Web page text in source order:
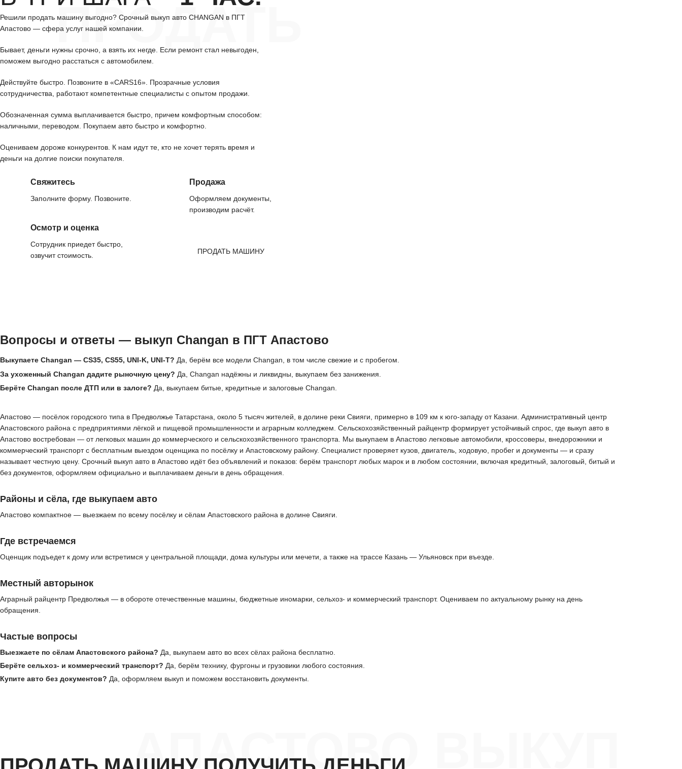
ПРОДАТЬ
Решили продать машину выгодно? Срочный выкуп авто CHANGAN в ПГТ
Апастово — сфера услуг нашей компании.
Бывает, деньги нужны срочно, а взять их негде. Если ремонт стал невыгоден,
поможем выгодно расстаться с автомобилем.
Действуйте быстро. Позвоните в «CARS16». Прозрачные условия
сотрудничества, работают компетентные специалисты с опытом продажи.
Обозначенная сумма выплачивается быстро, причем комфортным способом:
наличными, переводом. Покупаем авто быстро и комфортно.
Оцениваем дороже конкурентов. К нам идут те, кто не хочет терять время и
деньги на долгие поиски покупателя.
Свяжитесь
Заполните форму. Позвоните.
Осмотр и оценка
Сотрудник приедет быстро,
озвучит стоимость.
Продажа
Оформляем документы,
производим расчёт.
ПРОДАТЬ МАШИНУ
Вопросы и ответы — выкуп Changan в ПГТ Апастово
Выкупаете Changan — CS35, CS55, UNI-K, UNI-T? Да, берём все модели Changan, в том числе свежие и с пробегом.
За ухоженный Changan дадите рыночную цену? Да, Changan надёжны и ликвидны, выкупаем без занижения.
Берёте Changan после ДТП или в залоге? Да, выкупаем битые, кредитные и залоговые Changan.
Апастово — посёлок городского типа в Предволжье Татарстана, около 5 тысяч жителей, в долине реки Свияги, примерно в 109 км к юго-западу от Казани. Административный центр
Апастовского района с предприятиями лёгкой и пищевой промышленности и аграрным колледжем. Сельскохозяйственный райцентр формирует устойчивый спрос, где выкуп авто в
Апастово востребован — от легковых машин до коммерческого и сельскохозяйственного транспорта. Мы выкупаем в Апастово легковые автомобили, кроссоверы, внедорожники и
коммерческий транспорт с бесплатным выездом оценщика по посёлку и Апастовскому району. Специалист проверяет кузов, двигатель, ходовую, пробег и документы — и сразу
называет честную цену. Срочный выкуп авто в Апастово идёт без объявлений и показов: берём транспорт любых марок и в любом состоянии, включая кредитный, залоговый, битый и
без документов, оформляем официально и выплачиваем деньги в день обращения.
Районы и сёла, где выкупаем авто
Апастово компактное — выезжаем по всему посёлку и сёлам Апастовского района в долине Свияги.
Где встречаемся
Оценщик подъедет к дому или встретимся у центральной площади, дома культуры или мечети, а также на трассе Казань — Ульяновск при въезде.
Местный авторынок
Аграрный райцентр Предволжья — в обороте отечественные машины, бюджетные иномарки, сельхоз- и коммерческий транспорт. Оцениваем по актуальному рынку на день
обращения.
Частые вопросы
Выезжаете по сёлам Апастовского района? Да, выкупаем авто во всех сёлах района бесплатно.
Берёте сельхоз- и коммерческий транспорт? Да, берём технику, фургоны и грузовики любого состояния.
Купите авто без документов? Да, оформляем выкуп и поможем восстановить документы.
АПАСТОВО ВЫКУП